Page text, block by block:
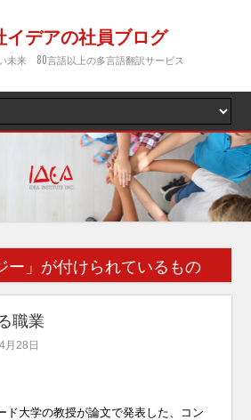
イデアの社員ブログ
未来 80言語以上の多言語翻訳サービス
ー 」が付けられているもの
職業
月28日
ド大学の教授が論文で発表した、コン